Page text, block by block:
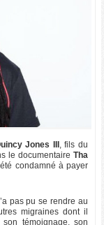
Jones III, fils du
le documentaire Tha
condamné à payer
pas pu se rendre au
migraines dont il
témoignage, son